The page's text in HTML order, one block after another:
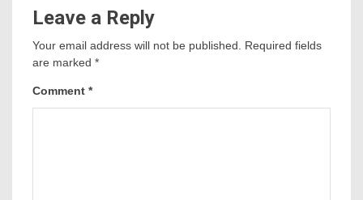
Leave a Reply
Your email address will not be published.
Required fields
are marked *
Comment *